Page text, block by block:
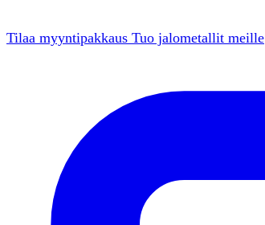
Tilaa myyntipakkaus Tuo jalometallit meille